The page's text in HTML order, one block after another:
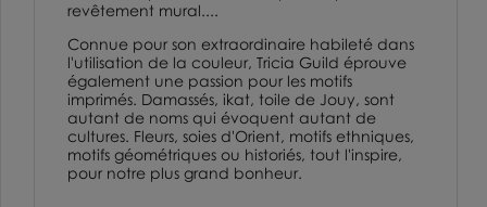
revêtement mural....
Connue pour son extraordinaire habileté dans
l'utilisation de la couleur, Tricia Guild éprouve
également une passion pour les motifs
imprimés. Damassés, ikat, toile de Jouy, sont
autant de noms qui évoquent autant de
cultures. Fleurs, soies d'Orient, motifs ethniques,
motifs géométriques ou historiés, tout l'inspire,
pour notre plus grand bonheur.